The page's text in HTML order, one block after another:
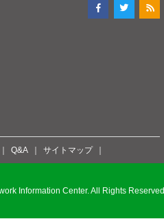
Q&A サイトマップ
Information Center. All Rights Reserved.